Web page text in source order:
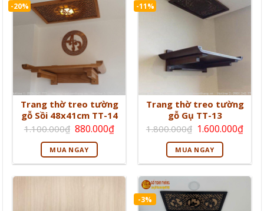
-20%
Trang thờ treo tường
gỗ Sồi 48x41cm TT-14
1.100.000₫ Giá
gốc
là:
1.100.000₫.
880.000₫Giá
880.000₫.
MUA NGAY
-11%
Trang thờ treo tường
gỗ Gụ TT-13
1.800.000₫ Giá
gốc
là:
1.800.000₫.
1.600.000₫Giá
MUA NGAY
-3%